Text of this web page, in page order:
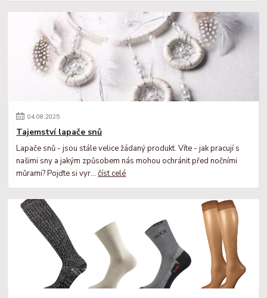
04.08.2025
Tajemství lapače snů
Lapače snů - jsou stále velice žádaný produkt. Víte - jak pracují s
našimi sny a jakým způsobem nás mohou ochránit před nočními
můrami? Pojďte si vyr...číst celé